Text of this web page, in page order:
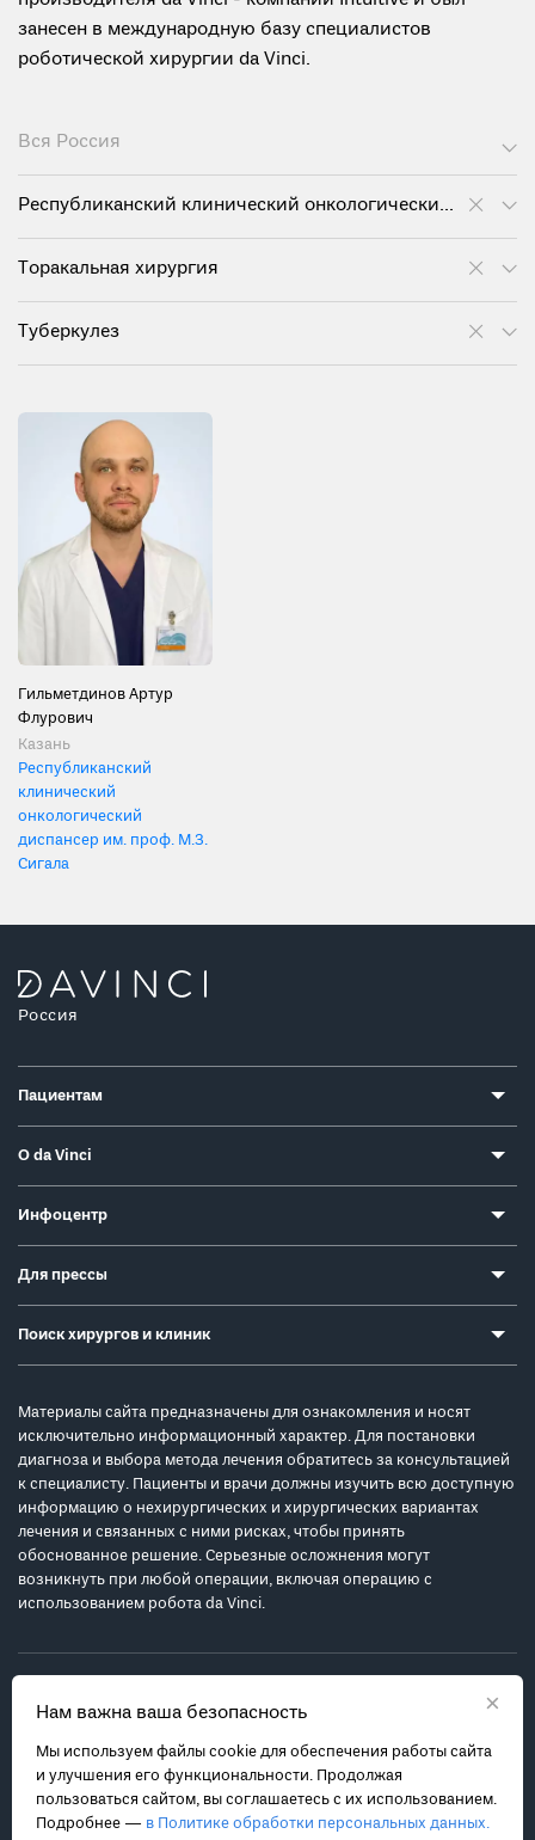
занесен в международную базу специалистов
роботической хирургии da Vinci.
Вся Россия
Республиканский клинический онкологический диспансер им. проф. М.З. Сигала
Торакальная хирургия
Туберкулез
Гильметдинов Артур
Флурович
Казань
Республиканский
клинический
онкологический
диспансер им. проф. М.З.
Сигала
×
Нам важна ваша безопасность
Мы используем файлы cookie для обеспечения работы сайта
и улучшения его функциональности. Продолжая
пользоваться сайтом, вы соглашаетесь с их использованием.
Подробнее — в Политике обработки персональных данных.
Россия
Пациентам
О da Vinci
Инфоцентр
Для прессы
Поиск хирургов и клиник
Материалы сайта предназначены для ознакомления и носят
исключительно информационный характер. Для постановки
диагноза и выбора метода лечения обратитесь за консультацией
к специалисту. Пациенты и врачи должны изучить всю доступную
информацию о нехирургических и хирургических вариантах
лечения и связанных с ними рисках, чтобы принять
обоснованное решение. Серьезные осложнения могут
возникнуть при любой операции, включая операцию с
использованием робота da Vinci.
Политика обработки персональных данных
Соглашение с пользователем
Карта сайта